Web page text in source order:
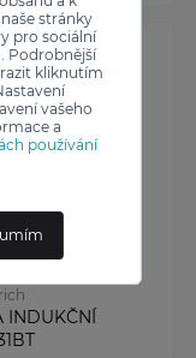
stránky
pro sociální
Podrobnější
kliknutím
vašeho
a
používání
INDUKČNÍ